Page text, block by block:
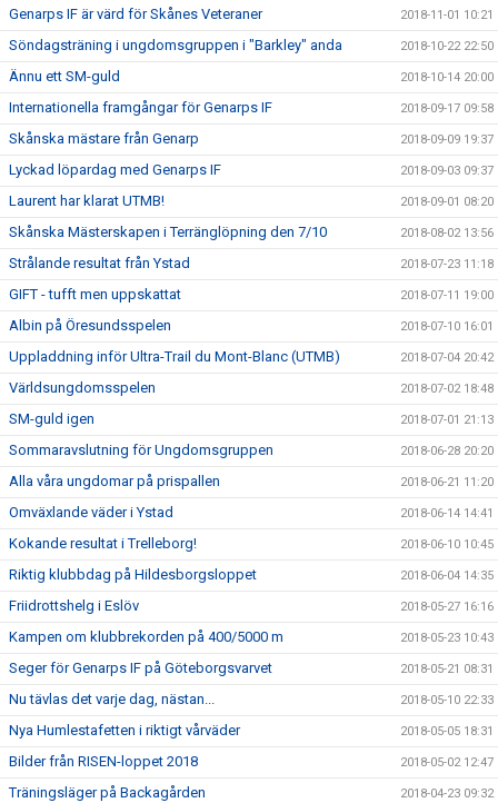
Genarps IF är värd för Skånes Veteraner 2018-11-01 10:21
Söndagsträning i ungdomsgruppen i "Barkley" anda 2018-10-22 22:50
Ännu ett SM-guld 2018-10-14 20:00
Internationella framgångar för Genarps IF 2018-09-17 09:58
Skånska mästare från Genarp 2018-09-09 19:37
Lyckad löpardag med Genarps IF 2018-09-03 09:37
Laurent har klarat UTMB! 2018-09-01 08:20
Skånska Mästerskapen i Terränglöpning den 7/10 2018-08-02 13:56
Strålande resultat från Ystad 2018-07-23 11:18
GIFT - tufft men uppskattat 2018-07-11 19:00
Albin på Öresundsspelen 2018-07-10 16:01
Uppladdning inför Ultra-Trail du Mont-Blanc (UTMB) 2018-07-04 20:42
Världsungdomsspelen 2018-07-02 18:48
SM-guld igen 2018-07-01 21:13
Sommaravslutning för Ungdomsgruppen 2018-06-28 20:20
Alla våra ungdomar på prispallen 2018-06-21 11:20
Omväxlande väder i Ystad 2018-06-14 14:41
Kokande resultat i Trelleborg! 2018-06-10 10:45
Riktig klubbdag på Hildesborgsloppet 2018-06-04 14:35
Friidrottshelg i Eslöv 2018-05-27 16:16
Kampen om klubbrekorden på 400/5000 m 2018-05-23 10:43
Seger för Genarps IF på Göteborgsvarvet 2018-05-21 08:31
Nu tävlas det varje dag, nästan... 2018-05-10 22:33
Nya Humlestafetten i riktigt vårväder 2018-05-05 18:31
Bilder från RISEN-loppet 2018 2018-05-02 12:47
Träningsläger på Backagården 2018-04-23 09:32